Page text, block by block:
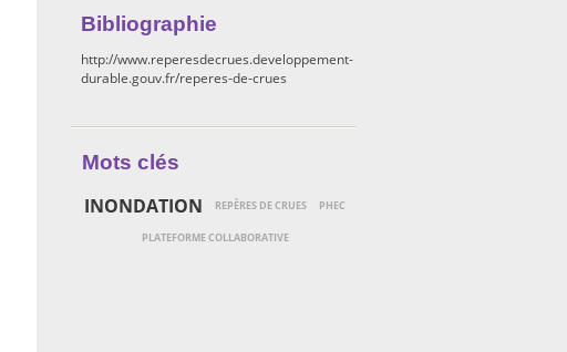
Bibliographie
http://www.reperesdecrues.developpement-
durable.gouv.fr/reperes-de-crues
Mots clés
INONDATION REPÈRES DE CRUES PHEC
PLATEFORME COLLABORATIVE